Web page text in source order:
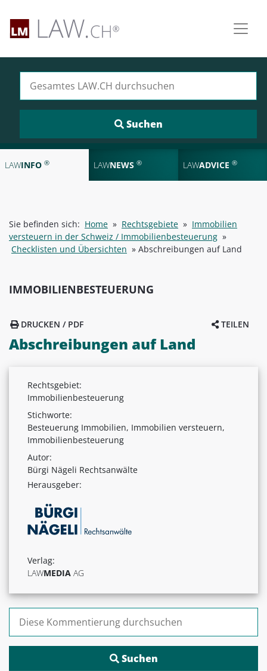
LAWINFO ® LAWNEWS ® LAWADVICE ®
Sie befinden sich: Home » Rechtsgebiete » Immobilien
versteuern in der Schweiz / Immobilienbesteuerung »
Checklisten und Übersichten » Abschreibungen auf Land
IMMOBILIENBESTEUERUNG
TEILEN
DRUCKEN / PDF
Abschreibungen auf Land
Rechtsgebiet:
Immobilienbesteuerung
Stichworte:
Besteuerung Immobilien, Immobilien versteuern,
Immobilienbesteuerung
Autor:
Bürgi Nägeli Rechtsanwälte
Herausgeber:
Verlag:
LAWMEDIA AG
Suchen nach: